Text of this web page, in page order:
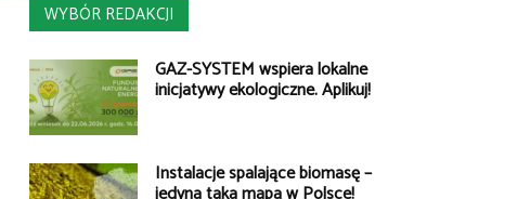
WYBÓR REDAKCJI
GAZ-SYSTEM wspiera lokalne
inicjatywy ekologiczne. Aplikuj!
Instalacje spalające biomasę –